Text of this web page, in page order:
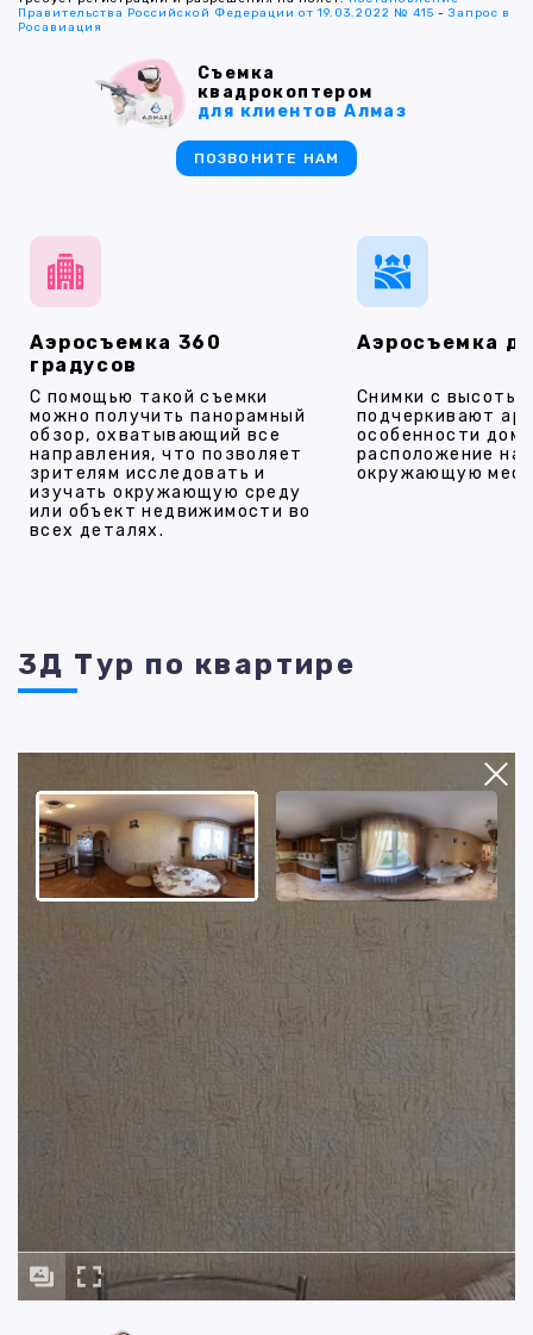
Аэросъемка 360
градусов
С помощью такой съемки
можно получить панорамный
обзор, охватывающий все
направления, что позволяет
зрителям исследовать и
изучать окружающую среду
или объект недвижимости во
всех деталях.
Аэросъемка
Снимки с высоты
подчеркивают
особенности
расположение на
окружающую
Правительства Российской Федерации от 19.03.2022 № 415 -Запрос в
Росавиация
Съемка
квадрокоптером
для клиентов Алмаз
ПОЗВОНИТЕ НАМ
3Д Тур по квартире